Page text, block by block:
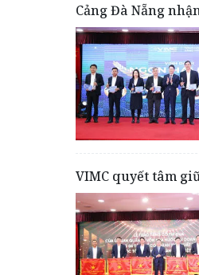
Cảng Đà Nẵng
VIMC quyết tâm